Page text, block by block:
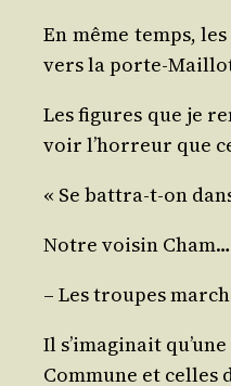
En même temps,
vers la porte-
Les figures que je
voir l’horreur que
« Se bat­tra-t-on
Notre voi­sin
– Les troupes
Il s’imaginait
Com­mune et celles